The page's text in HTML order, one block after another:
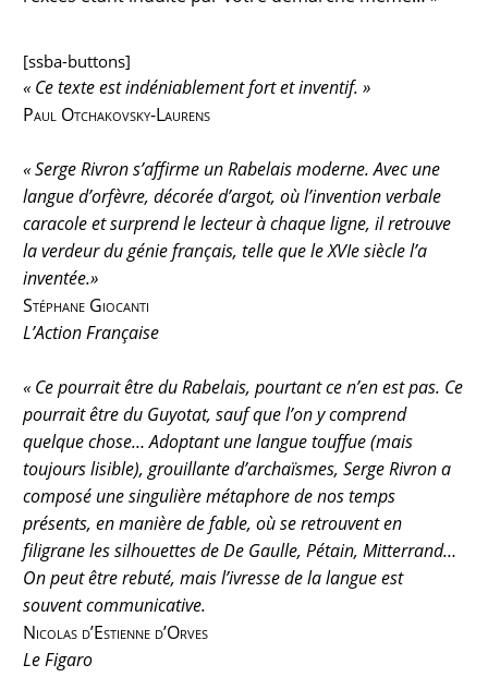
[ssba-buttons]
« Ce texte est indéniablement fort et inventif. »
Paul Otchakovsky-Laurens
«Serge Rivron s’affirme un Rabelais moderne. Avec une
langue d’orfèvre, décorée d’argot, où l’invention verbale
caracole et surprend le lecteur à chaque ligne, il retrouve
la verdeur du génie français, telle que le XVIe siècle l’a
inventée.»
Stéphane Giocanti
L’Action Française
« Ce pourrait être du Rabelais, pourtant ce n’en est pas. Ce
pourrait être du Guyotat, sauf que l’on y comprend
quelque chose… Adoptant une langue touffue (mais
toujours lisible), grouillante d’archaïsmes, Serge Rivron a
composé une singulière métaphore de nos temps
présents, en manière de fable, où se retrouvent en
filigrane les silhouettes de De Gaulle, Pétain, Mitterrand…
On peut être rebuté, mais l’ivresse de la langue est
souvent communicative.
Nicolas d’Estienne d’Orves
Le Figaro